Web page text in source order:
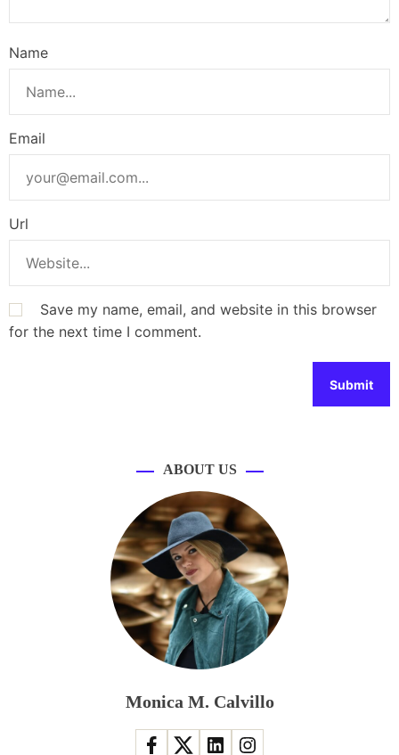
Name
Email
Url
Save my name, email, and website in this browser
for the next time I comment.
ABOUT US
Monica M. Calvillo